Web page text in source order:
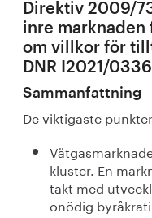
Direktiv 2009/
inre marknaden
om villkor för
DNR I2021/
Sammanfattning
De viktigaste
kluster. En
takt med
onödig